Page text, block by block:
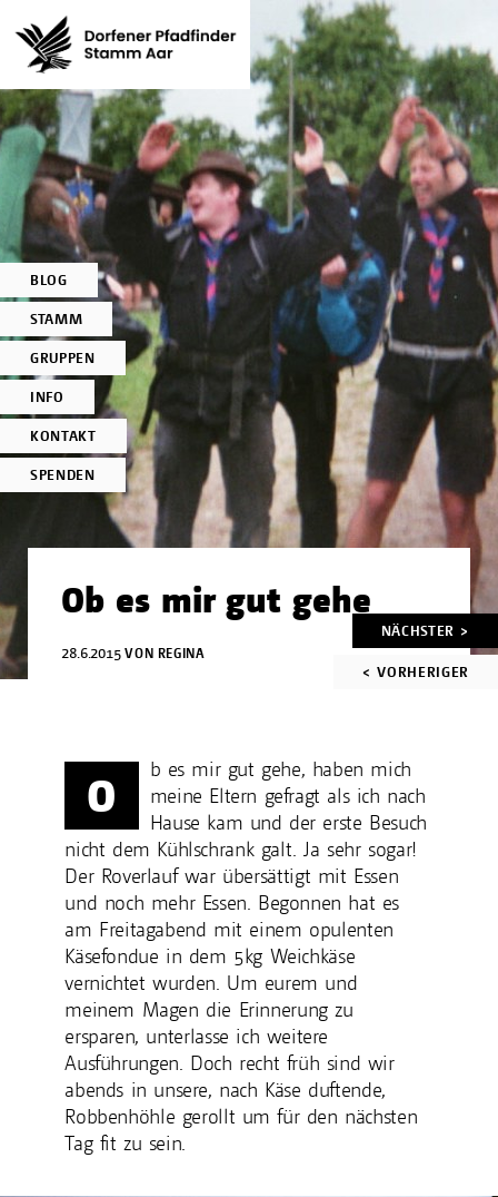
BLOG
STAMM
GRUPPEN
INFO
KONTAKT
SPENDEN
Artikelnavigation
NÄCHSTER >
< VORHERIGER
Ob es mir gut gehe
28.6.2015 VON REGINA
O
b es mir gut gehe, haben mich
meine Eltern gefragt als ich nach
Hause kam und der erste Besuch
nicht dem Kühlschrank galt. Ja sehr sogar!
Der Roverlauf war übersättigt mit Essen
und noch mehr Essen. Begonnen hat es
am Freitagabend mit einem opulenten
Käsefondue in dem 5kg Weichkäse
vernichtet wurden. Um eurem und
meinem Magen die Erinnerung zu
ersparen, unterlasse ich weitere
Ausführungen. Doch recht früh sind wir
abends in unsere, nach Käse duftende,
Robbenhöhle gerollt um für den nächsten
Tag fit zu sein.